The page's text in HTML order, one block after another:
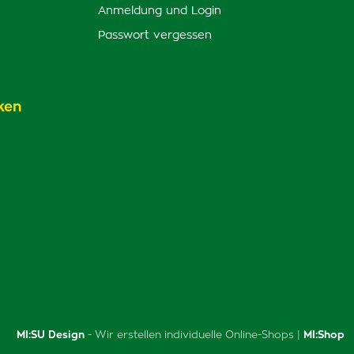
Anmeldung und Login
Passwort vergessen
MI:SU Design - Wir erstellen individuelle Online-Shops | MI:Shop